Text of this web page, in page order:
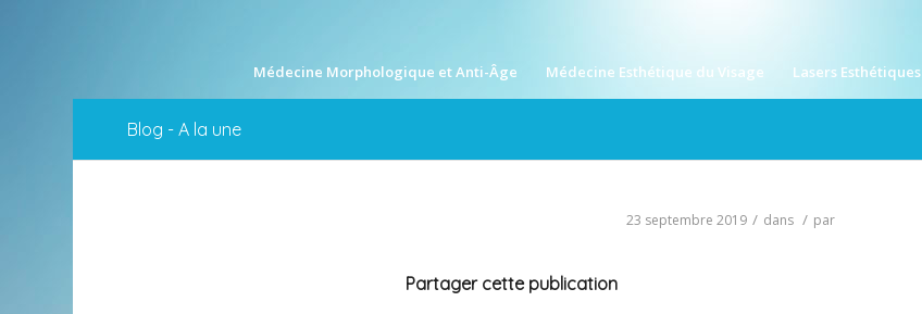
Médecine Morphologique et Anti-Âge Médecine Esthétique du Visage Lasers Esthétiques
Blog - A la une
23 septembre 2019 / dans / par
Partager cette publication